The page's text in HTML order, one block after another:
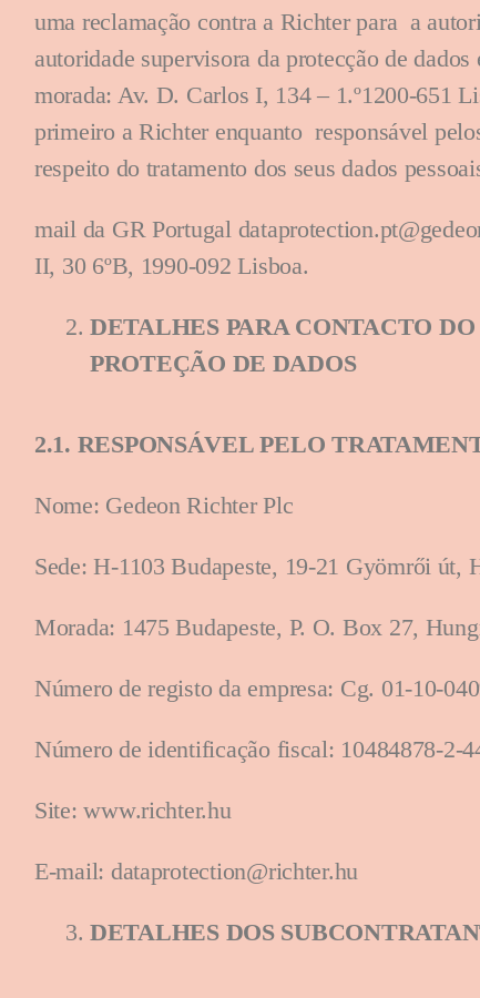
uma reclamação contra a Richter para a
autoridade supervisora da protecção de
morada: Av. D. Carlos I, 134 – 1.º1200-651
primeiro a Richter enquanto responsável
respeito do tratamento dos seus dados
mail da GR Portugal
II, 30 6ºB, 1990-092 Lisboa.
DETALHES PARA CONTACTO
PROTEÇÃO DE DADOS
2.1. RESPONSÁVEL PELO
Nome: Gedeon Richter Plc
Sede: H-1103 Budapeste, 19-21 Gyömrői út,
Morada: 1475 Budapeste, P. O. Box 27,
Número de registo da empresa: Cg. 01-10-
Número de identificação fiscal: 10484878-2-
Site: www.richter.hu
E-mail: dataprotection@richter.hu
DETALHES DOS